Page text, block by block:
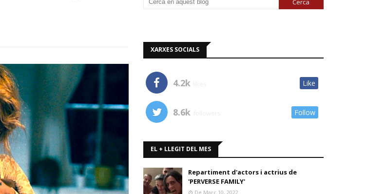
XARXES SOCIALS
4.2k Like
8.6k Follow
EL + LLEGIT DEL MES
Repartiment d'actors i actrius de
'PERVERSE FAMILY'
De Març 10, 2022